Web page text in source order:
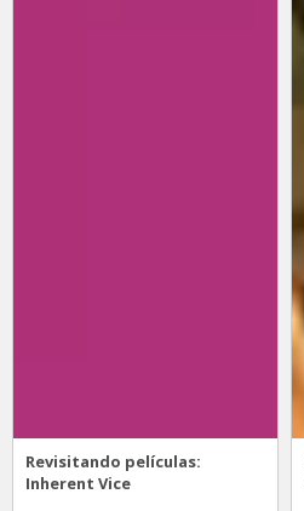
Revisitando películas:
Inherent Vice